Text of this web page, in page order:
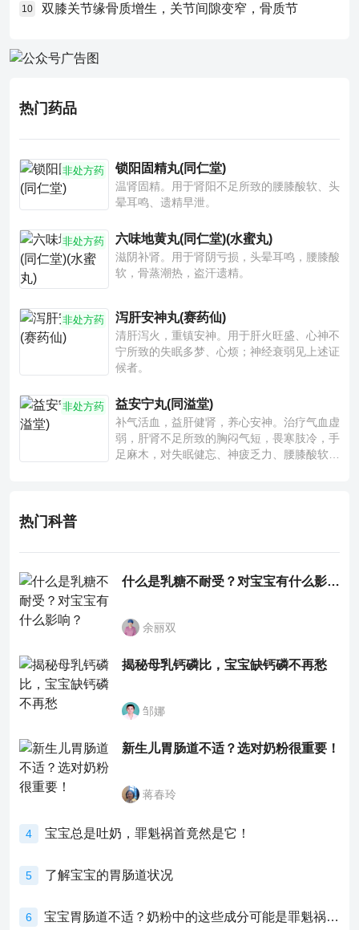
10 双膝关节缘骨质增生，关节间隙变窄，骨质节
热门药品
非处方药 锁阳固精丸(同仁堂)
温肾固精。用于肾阳不足所致的腰膝酸软、头
晕耳鸣、遗精早泄。
非处方药 六味地黄丸(同仁堂)(水蜜丸)
滋阴补肾。用于肾阴亏损，头晕耳鸣，腰膝酸
软，骨蒸潮热，盗汗遗精。
非处方药 泻肝安神丸(赛药仙)
清肝泻火，重镇安神。用于肝火旺盛、心神不
宁所致的失眠多梦、心烦；神经衰弱见上述证
候者。
非处方药 益安宁丸(同溢堂)
补气活血，益肝健肾，养心安神。治疗气血虚
弱，肝肾不足所致的胸闷气短，畏寒肢冷，手
足麻木，对失眠健忘、神疲乏力、腰膝酸软也
热门科普
什么是乳糖不耐受？对宝宝有什么影响？
余丽双
揭秘母乳钙磷比，宝宝缺钙磷不再愁
邹娜
新生儿胃肠道不适？选对奶粉很重要！
蒋春玲
4 宝宝总是吐奶，罪魁祸首竟然是它！
5 了解宝宝的胃肠道状况
6 宝宝胃肠道不适？奶粉中的这些成分可能是罪魁祸首！